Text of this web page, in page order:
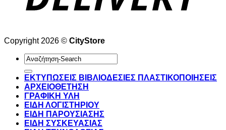
Copyright 2026 © CityStore
Αναζήτηση
για:
ΕΚΤΥΠΩΣΕΙΣ ΒΙΒΛΙΟΔΕΣΙΕΣ ΠΛΑΣΤΙΚΟΠΟΙΗΣΕΙΣ
ΑΡΧΕΙΟΘΕΤΗΣΗ
ΓΡΑΦΙΚΗ ΥΛΗ
ΕΙΔΗ ΛΟΓΙΣΤΗΡΙΟΥ
ΕΙΔΗ ΠΑΡΟΥΣΙΑΣΗΣ
ΕΙΔΗ ΣΥΣΚΕΥΑΣΙΑΣ